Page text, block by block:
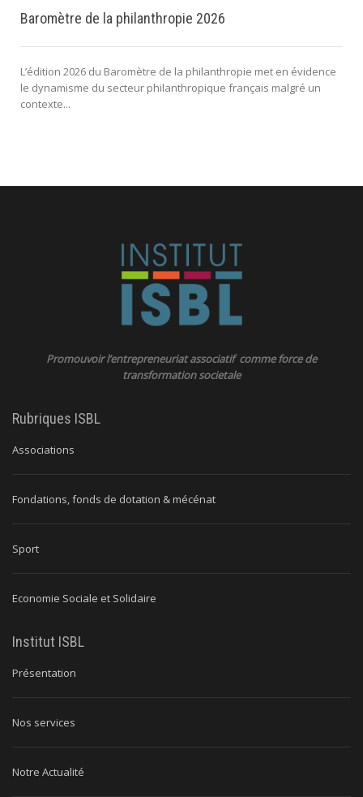
Baromètre de la philanthropie 2026
L’édition 2026 du Baromètre de la philanthropie met en évidence
le dynamisme du secteur philanthropique français malgré un
contexte...
Promouvoir l’entrepreneuriat associatif comme force de
transformation societale
Rubriques ISBL
Associations
Fondations, fonds de dotation & mécénat
Sport
Economie Sociale et Solidaire
Institut ISBL
Présentation
Nos services
Notre Actualité